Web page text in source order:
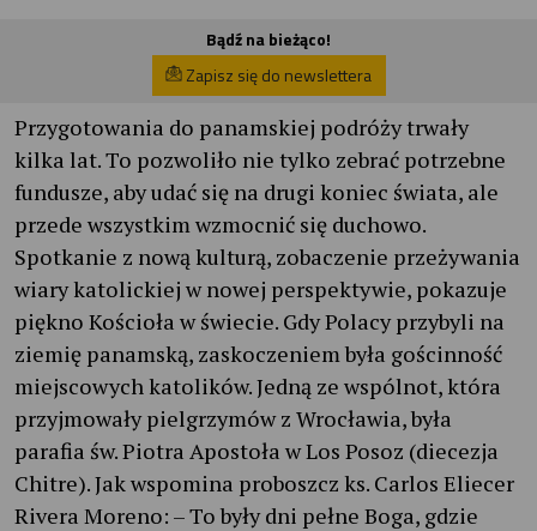
Bądź na bieżąco!
Zapisz się do newslettera
Przygotowania do panamskiej podróży trwały
kilka lat. To pozwoliło nie tylko zebrać potrzebne
fundusze, aby udać się na drugi koniec świata, ale
przede wszystkim wzmocnić się duchowo.
Spotkanie z nową kulturą, zobaczenie przeżywania
wiary katolickiej w nowej perspektywie, pokazuje
piękno Kościoła w świecie. Gdy Polacy przybyli na
ziemię panamską, zaskoczeniem była gościnność
miejscowych katolików. Jedną ze wspólnot, która
przyjmowały pielgrzymów z Wrocławia, była
parafia św. Piotra Apostoła w Los Posoz (diecezja
Chitre). Jak wspomina proboszcz ks. Carlos Eliecer
Rivera Moreno: – To były dni pełne Boga, gdzie